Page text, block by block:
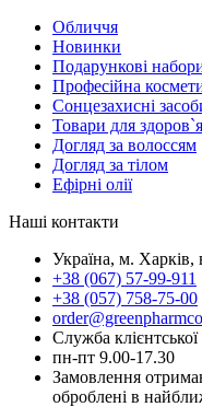
Обличчя
Новинки
Подарункові
Професійна
Сонцезахисні
Товари для здоров`я
Догляд за волоссям
Догляд за тілом
Ефірні олії
Наші контакти
Україна, м. Харків,
+38 (067) 57-99-911
+38 (057) 758-75-00
Служба
пн-пт 9.00-17.30
Замовлення
оброблені в